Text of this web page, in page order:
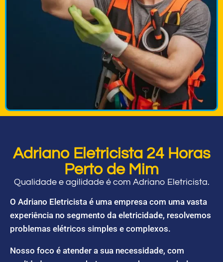
Adriano Eletricista 24 Horas
Perto de Mim
Qualidade e agilidade é com Adriano Eletricista.
O Adriano Eletricista é uma empresa com uma vasta
experiência no segmento da eletricidade, resolvemos
problemas elétricos simples e complexos.
Nosso foco é atender a sua necessidade, com